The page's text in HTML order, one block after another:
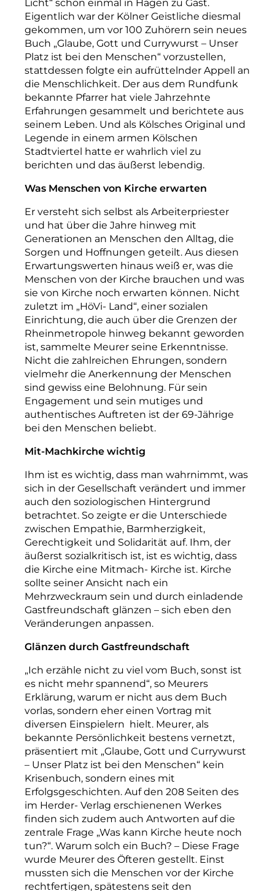
Licht“ schon einmal in Hagen zu Gast.
Eigentlich war der Kölner Geistliche diesmal
gekommen, um vor 100 Zuhörern sein neues
Buch „Glaube, Gott und Currywurst – Unser
Platz ist bei den Menschen“ vorzustellen,
stattdessen folgte ein aufrüttelnder Appell an
die Menschlichkeit. Der aus dem Rundfunk
bekannte Pfarrer hat viele Jahrzehnte
Erfahrungen gesammelt und berichtete aus
seinem Leben. Und als Kölsches Original und
Legende in einem armen Kölschen
Stadtviertel hatte er wahrlich viel zu
berichten und das äußerst lebendig.
Was Menschen von Kirche erwarten
Er versteht sich selbst als Arbeiterpriester
und hat über die Jahre hinweg mit
Generationen an Menschen den Alltag, die
Sorgen und Hoffnungen geteilt. Aus diesen
Erwartungswerten hinaus weiß er, was die
Menschen von der Kirche brauchen und was
sie von Kirche noch erwarten können. Nicht
zuletzt im „HöVi- Land“, einer sozialen
Einrichtung, die auch über die Grenzen der
Rheinmetropole hinweg bekannt geworden
ist, sammelte Meurer seine Erkenntnisse.
Nicht die zahlreichen Ehrungen, sondern
vielmehr die Anerkennung der Menschen
sind gewiss eine Belohnung. Für sein
Engagement und sein mutiges und
authentisches Auftreten ist der 69-Jährige
bei den Menschen beliebt.
Mit-Machkirche wichtig
Ihm ist es wichtig, dass man wahrnimmt, was
sich in der Gesellschaft verändert und immer
auch den soziologischen Hintergrund
betrachtet. So zeigte er die Unterschiede
zwischen Empathie, Barmherzigkeit,
Gerechtigkeit und Solidarität auf. Ihm, der
äußerst sozialkritisch ist, ist es wichtig, dass
die Kirche eine Mitmach- Kirche ist. Kirche
sollte seiner Ansicht nach ein
Mehrzweckraum sein und durch einladende
Gastfreundschaft glänzen – sich eben den
Veränderungen anpassen.
Glänzen durch Gastfreundschaft
„Ich erzähle nicht zu viel vom Buch, sonst ist
es nicht mehr spannend“, so Meurers
Erklärung, warum er nicht aus dem Buch
vorlas, sondern eher einen Vortrag mit
diversen Einspielern hielt. Meurer, als
bekannte Persönlichkeit bestens vernetzt,
präsentiert mit „Glaube, Gott und Currywurst
– Unser Platz ist bei den Menschen“ kein
Krisenbuch, sondern eines mit
Erfolgsgeschichten. Auf den 208 Seiten des
im Herder- Verlag erschienenen Werkes
finden sich zudem auch Antworten auf die
zentrale Frage „Was kann Kirche heute noch
tun?“. Warum solch ein Buch? – Diese Frage
wurde Meurer des Öfteren gestellt. Einst
mussten sich die Menschen vor der Kirche
rechtfertigen, spätestens seit den